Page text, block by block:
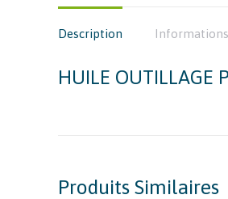
Description
HUILE OUTILLAGE
Produits Similaires